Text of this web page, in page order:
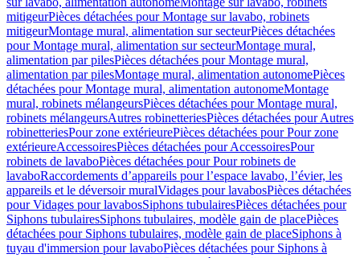
mitigeurPièces détachées pour Montage sur lavabo, robinets
mitigeurMontage mural, alimentation sur secteurPièces détachées
pour Montage mural, alimentation sur secteurMontage mural,
alimentation par pilesPièces détachées pour Montage mural,
alimentation par pilesMontage mural, alimentation autonomePièces
détachées pour Montage mural, alimentation autonomeMontage
mural, robinets mélangeursPièces détachées pour Montage mural,
robinets mélangeursAutres robinetteriesPièces détachées pour Autres
robinetteriesPour zone extérieurePièces détachées pour Pour zone
extérieureAccessoiresPièces détachées pour AccessoiresPour
robinets de lavaboPièces détachées pour Pour robinets de
lavaboRaccordements d’appareils pour l’espace lavabo, l’évier, les
appareils et le déversoir muralVidages pour lavabosPièces détachées
pour Vidages pour lavabosSiphons tubulairesPièces détachées pour
Siphons tubulairesSiphons tubulaires, modèle gain de placePièces
détachées pour Siphons tubulaires, modèle gain de placeSiphons à
tuyau d'immersion pour lavaboPièces détachées pour Siphons à